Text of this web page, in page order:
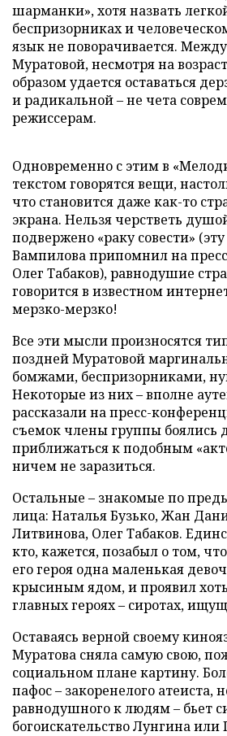
шарманки», хотя назвать
беспризорниках и
язык не поворачивается.
Муратовой, несмотря на
образом удается оставаться
и радикальной – не чета
режиссерам.
Одновременно с этим в
текстом говорятся вещи,
что становится даже как-то
экрана. Нельзя черстветь
подвержено «раку совести»
Вампилова припомнил на
Олег Табаков), равнодушие
говорится в известном
мерзко-мерзко!
Все эти мысли произносятся
поздней Муратовой
бомжами, беспризорниками,
Некоторые из них – вполне
рассказали на пресс-
съемок члены группы боялись
приближаться к подобным
ничем не заразиться.
Остальные – знакомые по
лица: Наталья Бузько, Жан
Литвинова, Олег Табаков.
кто, кажется, позабыл о том,
его героя одна маленькая
крысиным ядом, и проявил
главных героях – сиротах,
Оставаясь верной своему
Муратова сняла самую свою,
социальном плане картину.
пафос – закоренелого атеиста,
равнодушного к людям – бьет
богоискательство Лунгина